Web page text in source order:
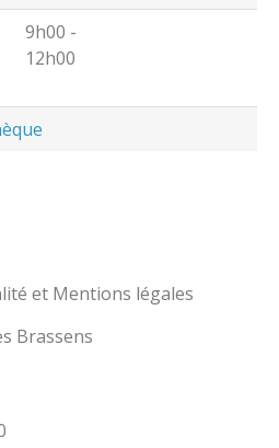
9h00 -
12h00
et Mentions légales
Brassens